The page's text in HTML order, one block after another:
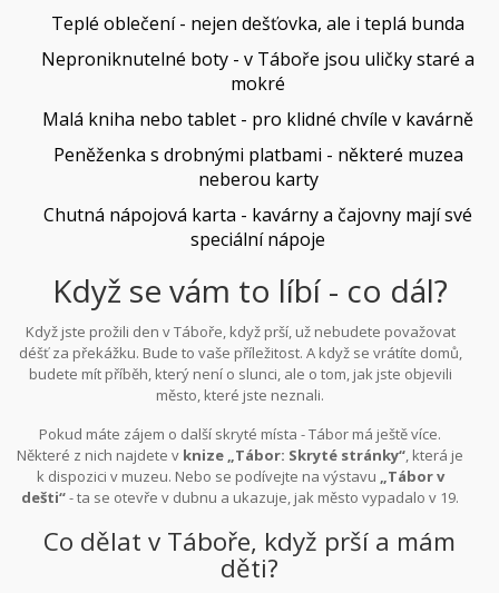
Teplé oblečení - nejen dešťovka, ale i teplá bunda
Neproniknutelné boty - v Táboře jsou uličky staré a
mokré
Malá kniha nebo tablet - pro klidné chvíle v kavárně
Peněženka s drobnými platbami - některé muzea
neberou karty
Chutná nápojová karta - kavárny a čajovny mají své
speciální nápoje
Když se vám to líbí - co dál?
Když jste prožili den v Táboře, když prší, už nebudete považovat
déšť za překážku. Bude to vaše příležitost. A když se vrátíte domů,
budete mít příběh, který není o slunci, ale o tom, jak jste objevili
město, které jste neznali.
Pokud máte zájem o další skryté místa - Tábor má ještě více.
Některé z nich najdete v knize „Tábor: Skryté stránky“, která je
k dispozici v muzeu. Nebo se podívejte na výstavu „Tábor v
dešti“- ta se otevře v dubnu a ukazuje, jak město vypadalo v 19.
Co dělat v Táboře, když prší a mám
děti?